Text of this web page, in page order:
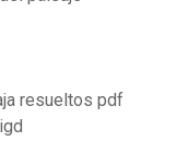
resueltos pdf